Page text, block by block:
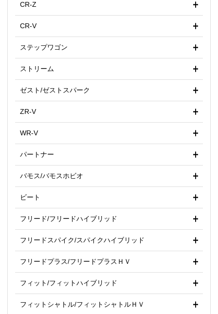
CR-Z
CR-V
ステップワゴン
ストリーム
ゼスト/ゼストスパーク
ZR-V
WR-V
パートナー
バモス/バモスホビオ
ビート
フリード/フリードハイブリッド
フリードスパイク/スパイクハイブリッド
フリードプラス/フリードプラスＨＶ
フィット/フィットハイブリッド
フィットシャトル/フィットシャトルＨＶ